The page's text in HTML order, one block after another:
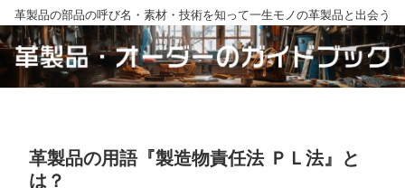
革製品の部品の呼び名・素材・技術を知って一生モノの革製品と出会う
革製品の用語『製造物責任法 ＰＬ法』と
は？